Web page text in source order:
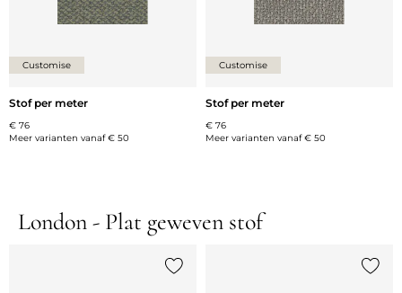
Customise
Stof per meter
€ 76
Meer varianten vanaf€ 50
Customise
Stof per meter
€ 76
Meer varianten vanaf€ 50
London - Plat geweven stof